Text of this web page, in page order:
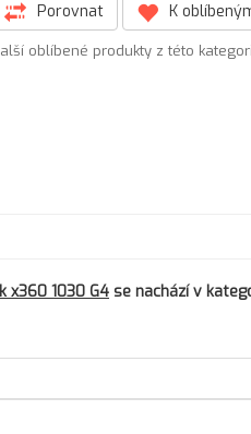
Porovnat K
oblíbené produkty z této
x360 1030 G4 se nachází v